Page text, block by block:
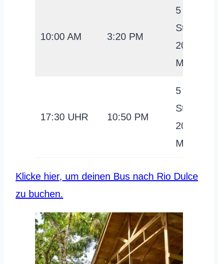
10:00 AM 3:20 PM
5
Stunden
20
Minuten
17:30 UHR 10:50 PM
5
Stunden
20
Minuten
Klicke hier, um deinen Bus nach Rio Dulce
zu buchen.